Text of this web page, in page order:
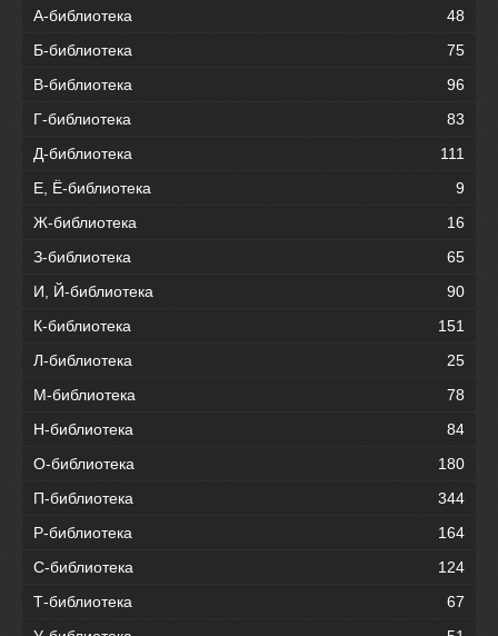
А-библиотека
48
Б-библиотека
75
В-библиотека
96
Г-библиотека
83
Д-библиотека
111
Е, Ё-библиотека
9
Ж-библиотека
16
З-библиотека
65
И, Й-библиотека
90
К-библиотека
151
Л-библиотека
25
М-библиотека
78
Н-библиотека
84
О-библиотека
180
П-библиотека
344
Р-библиотека
164
С-библиотека
124
Т-библиотека
67